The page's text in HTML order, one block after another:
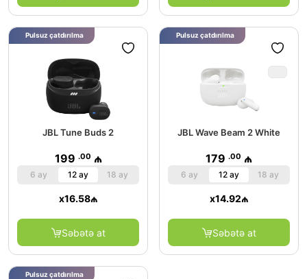
JBL Tune Buds 2
199 .00 ₼
6 ay 12 ay 18 ay
x16.58₼
Səbətə at
Pulsuz çatdırılma
JBL Wave Beam 2 White
179 .00 ₼
6 ay 12 ay 18 ay
x14.92₼
Səbətə at
Pulsuz çatdırılma
Pulsuz çatdırılma